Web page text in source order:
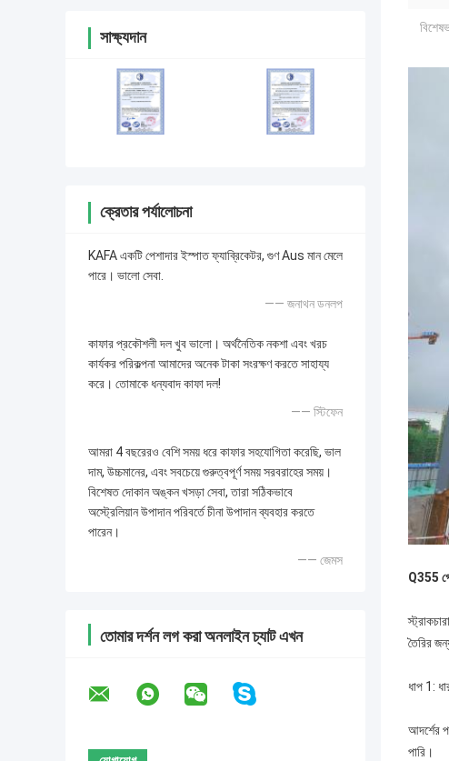
সাক্ষ্যদান
ক্রেতার পর্যালোচনা
KAFA একটি পেশাদার ইস্পাত ফ্যাব্রিকেটর, গুণ Aus মান মেলে
পারে। ভালো সেবা.
—— জনাথন ডনলপ
কাফার প্রকৌশলী দল খুব ভালো। অর্থনৈতিক নকশা এবং খরচ
কার্যকর পরিকল্পনা আমাদের অনেক টাকা সংরক্ষণ করতে সাহায্য
করে। তোমাকে ধন্যবাদ কাফা দল!
—— স্টিফেন
আমরা 4 বছরেরও বেশি সময় ধরে কাফার সহযোগিতা করেছি, ভাল
দাম, উচ্চমানের, এবং সবচেয়ে গুরুত্বপূর্ণ সময় সরবরাহের সময়।
বিশেষত দোকান অঙ্কন খসড়া সেবা, তারা সঠিকভাবে
অস্ট্রেলিয়ান উপাদান পরিবর্তে চীনা উপাদান ব্যবহার করতে
পারেন।
—— জেমস
তোমার দর্শন লগ করা অনলাইন চ্যাট এখন
Q355
তৈরির
ধাপ 1:
আদর্শের
পারি।